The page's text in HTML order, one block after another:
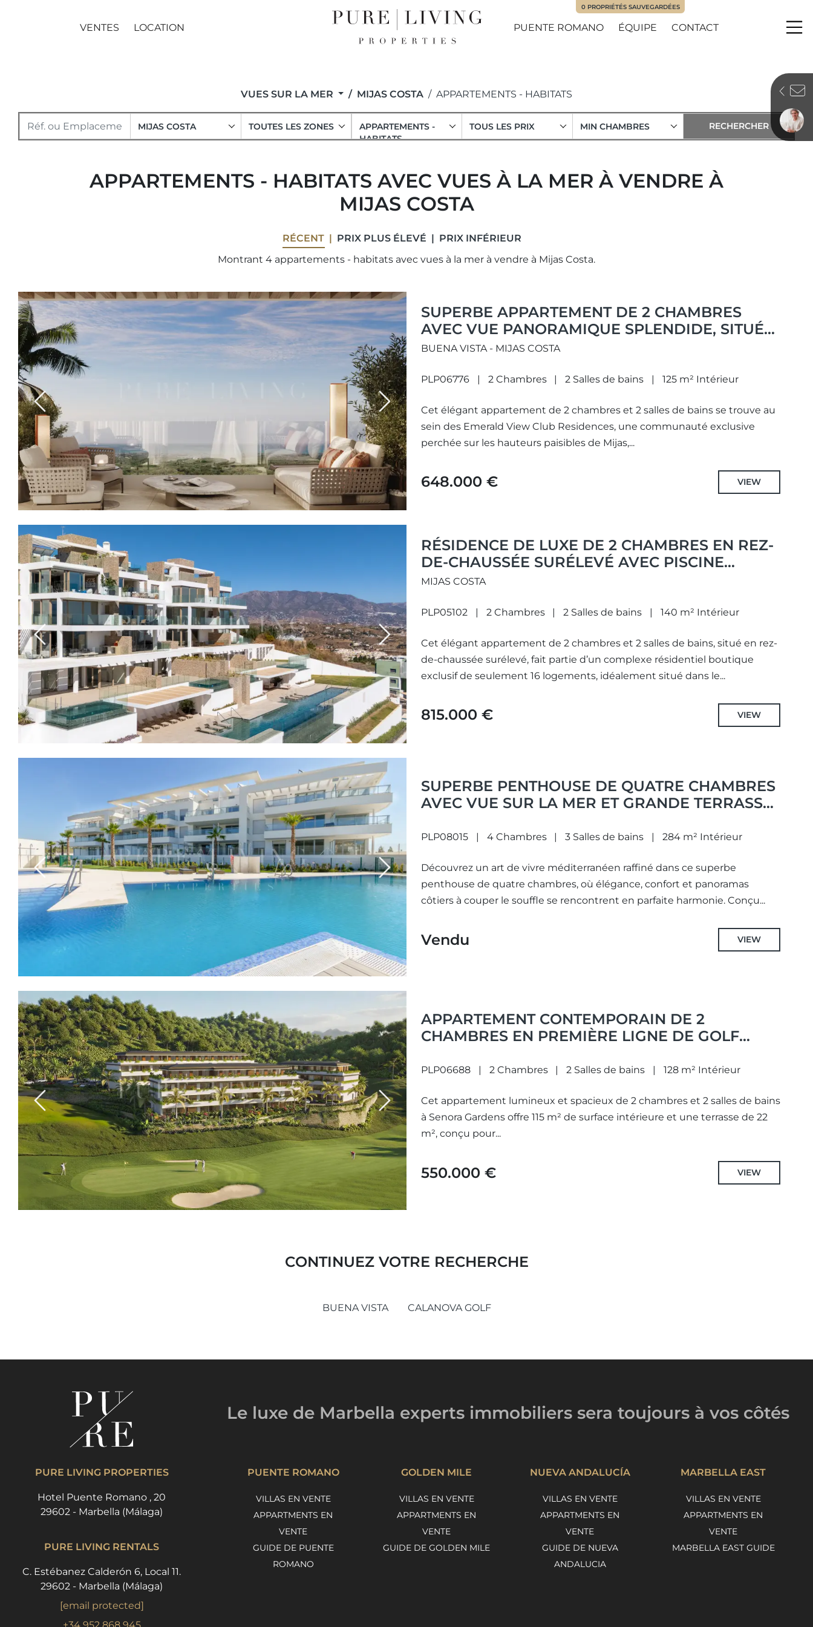
VENTES LOCATION PUENTE ROMANO ÉQUIPE CONTACT
0 PROPRIÉTÉS SAUVEGARDÉES
VUES SUR LA MER MIJAS COSTA APPARTEMENTS - HABITATS
MIJAS COSTA TOUTES LES ZONES
APPARTEMENTS -
HABITATS
TOUS LES PRIX MIN CHAMBRES
APPARTEMENTS - HABITATS AVEC VUES À LA MER À VENDRE À
MIJAS COSTA
RÉCENT PRIX ​​PLUS ÉLEVÉ
PRIX ​​INFÉRIEUR
Montrant 4 appartements - habitats avec vues à la mer à vendre à Mijas Costa.
Previous Next
SUPERBE APPARTEMENT DE 2 CHAMBRES
AVEC VUE PANORAMIQUE SPLENDIDE, SITUÉ
AUX EMERALD VIEW CLUB RESIDENCES À
BUENA VISTA - MIJAS COSTA
PLP06776 2 Chambres 2 Salles de bains 125 m² Intérieur
Cet élégant appartement de 2 chambres et 2 salles de bains se trouve au
sein des Emerald View Club Residences, une communauté exclusive
perchée sur les hauteurs paisibles de Mijas,...
648.000 € VIEW
Previous Next
RÉSIDENCE DE LUXE DE 2 CHAMBRES EN REZ-
DE-CHAUSSÉE SURÉLEVÉ AVEC PISCINE
PRIVÉE ET VUES PANORAMIQUES SUR LA MER
MIJAS COSTA
PLP05102 2 Chambres 2 Salles de bains 140 m² Intérieur
Cet élégant appartement de 2 chambres et 2 salles de bains, situé en rez-
de-chaussée surélevé, fait partie d’un complexe résidentiel boutique
exclusif de seulement 16 logements, idéalement situé dans le...
815.000 € VIEW
Previous Next
SUPERBE PENTHOUSE DE QUATRE CHAMBRES
AVEC VUE SUR LA MER ET GRANDE TERRASSE
PLP08015 4 Chambres 3 Salles de bains 284 m² Intérieur
Découvrez un art de vivre méditerranéen raffiné dans ce superbe
penthouse de quatre chambres, où élégance, confort et panoramas
côtiers à couper le souffle se rencontrent en parfaite harmonie. Conçu...
Vendu VIEW
Previous Next
APPARTEMENT CONTEMPORAIN DE 2
CHAMBRES EN PREMIÈRE LIGNE DE GOLF
CALANOVA GOLF
PLP06688 2 Chambres 2 Salles de bains 128 m² Intérieur
Cet appartement lumineux et spacieux de 2 chambres et 2 salles de bains
à Senora Gardens offre 115 m² de surface intérieure et une terrasse de 22
m², conçu pour...
550.000 € VIEW
CONTINUEZ VOTRE RECHERCHE
BUENA VISTA CALANOVA GOLF
Le luxe de Marbella experts immobiliers sera toujours à vos côtés
PURE LIVING PROPERTIES
Hotel Puente Romano , 20
29602 - Marbella (Málaga)
PURE LIVING RENTALS
C. Estébanez Calderón 6, Local 11.
29602 - Marbella (Málaga)
[email protected]
+34 952 868 945
PUENTE ROMANO
VILLAS EN VENTE
APPARTMENTS EN
VENTE
GUIDE DE PUENTE
ROMANO
GOLDEN MILE
VILLAS EN VENTE
APPARTMENTS EN
VENTE
GUIDE DE GOLDEN MILE
NUEVA ANDALUCÍA
VILLAS EN VENTE
APPARTMENTS EN
VENTE
GUIDE DE NUEVA
ANDALUCIA
MARBELLA EAST
VILLAS EN VENTE
APPARTMENTS EN
VENTE
MARBELLA EAST GUIDE